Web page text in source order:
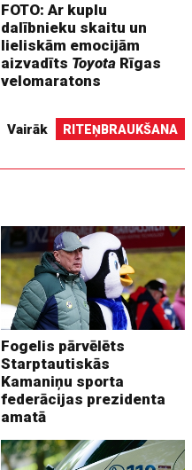
FOTO: Ar kuplu
dalībnieku skaitu un
lieliskām emocijām
aizvadīts Toyota Rīgas
velomaratons
Vairāk RITEŅBRAUKŠANA
Fogelis pārvēlēts
Starptautiskās
Kamaniņu sporta
federācijas prezidenta
amatā